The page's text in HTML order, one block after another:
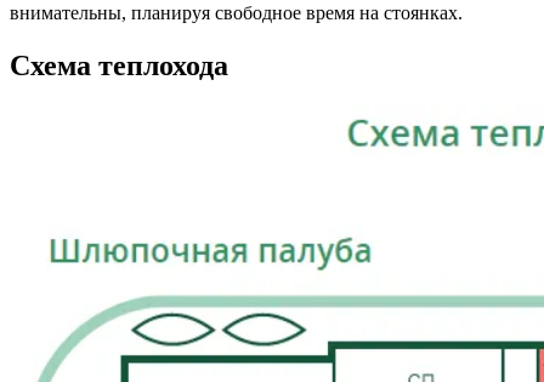
внимательны, планируя свободное время на стоянках.
Схема теплохода